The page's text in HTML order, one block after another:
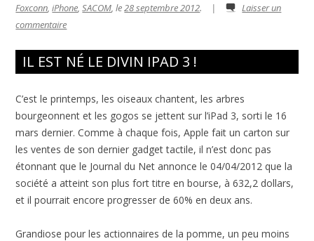
Foxconn,iPhone,SACOM, le28 septembre 2012. |
Laisser un
commentaire
IL EST NÉ LE DIVIN IPAD 3 !
C’est le printemps, les oiseaux chantent, les arbres
bourgeonnent et les gogos se jettent sur l’iPad 3, sorti le 16
mars dernier. Comme à chaque fois, Apple fait un carton sur
les ventes de son dernier gadget tactile, il n’est donc pas
étonnant que le Journal du Net annonce le 04/04/2012 que la
société a atteint son plus fort titre en bourse, à 632,2 dollars,
et il pourrait encore progresser de 60% en deux ans.
Grandiose pour les actionnaires de la pomme, un peu moins